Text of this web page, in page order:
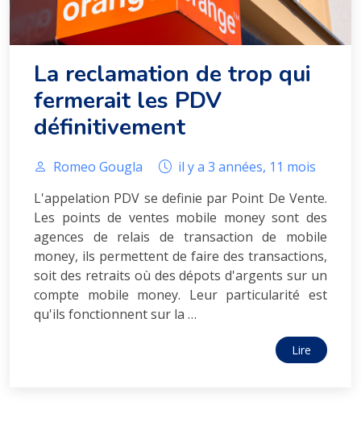
La reclamation de trop qui
fermerait les PDV
définitivement
Romeo Gougla
il y a 3 années, 11 mois
L'appelation PDV se definie par Point De Vente.
Les points de ventes mobile money sont des
agences de relais de transaction de mobile
money, ils permettent de faire des transactions,
soit des retraits où des dépots d'argents sur un
compte mobile money. Leur particularité est
qu'ils fonctionnent sur la …
Lire